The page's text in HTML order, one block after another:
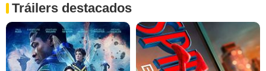
Tráilers destacados